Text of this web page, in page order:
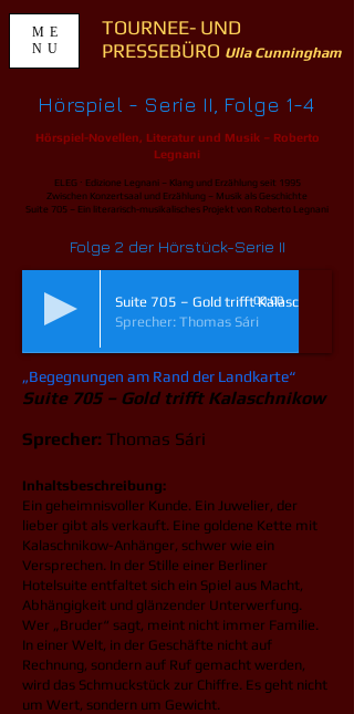
TOURNEE- UND
PRESSEBÜRO Ulla Cunningham
ME
NU
Hörspiel - Serie II, Folge 1-4
Hörspiel-Novellen, Literatur und Musik – Roberto
Legnani
ELEG ∙ Edizione Legnani – Klang und Erzählung seit 1995
Zwischen Konzertsaal und Erzählung – Musik als Geschichte
Suite 705 – Ein literarisch-musikalisches Projekt von Roberto Legnani
Folge 2 der Hörstück-Serie II
Suite 705 – Gold trifft Kalaschnikow
Sprecher: Thomas Sári
00:00
„Begegnungen am Rand der Landkarte“
Suite 705 – Gold trifft Kalaschnikow
Sprecher: Thomas Sári
Inhaltsbeschreibung:
Ein geheimnisvoller Kunde. Ein Juwelier, der
lieber gibt als verkauft. Eine goldene Kette mit
Kalaschnikow-Anhänger, schwer wie ein
Versprechen. In der Stille einer Berliner
Hotelsuite entfaltet sich ein Spiel aus Macht,
Abhängigkeit und glänzender Unterwerfung.
Wer „Bruder“ sagt, meint nicht immer Familie.
In einer Welt, in der Geschäfte nicht auf
Rechnung, sondern auf Ruf gemacht werden,
wird das Schmuckstück zur Chiffre. Es geht nicht
um Wert, sondern um Gewicht.